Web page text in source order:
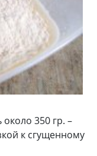
350 гр. –
к сгущенному